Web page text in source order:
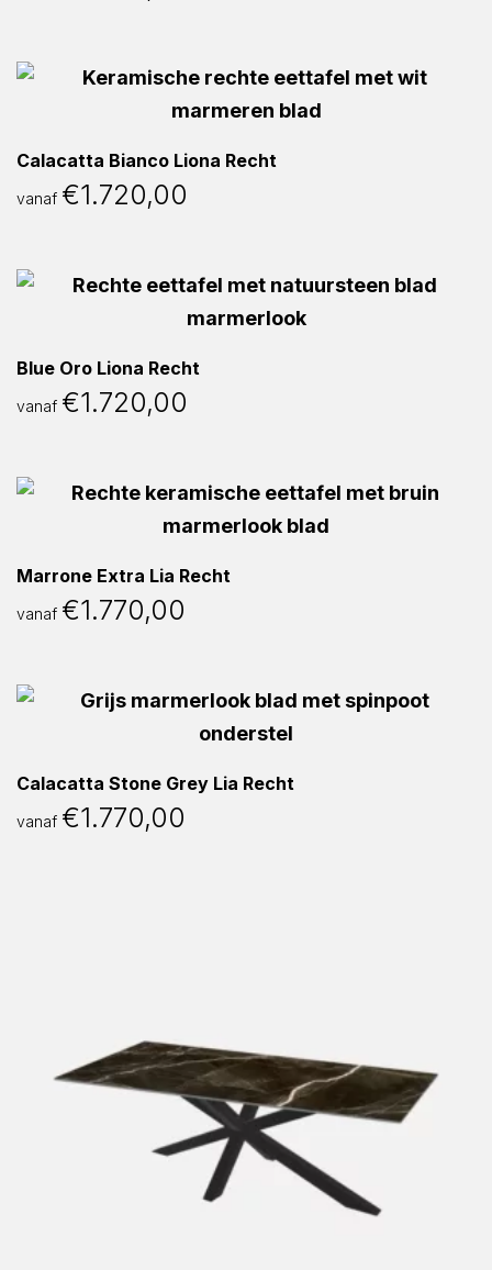
Calacatta Bianco Liona Recht
vanaf €1.720,00
Blue Oro Liona Recht
vanaf €1.720,00
Marrone Extra Lia Recht
vanaf €1.770,00
Calacatta Stone Grey Lia Recht
vanaf €1.770,00